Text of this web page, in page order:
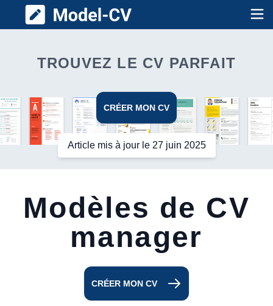
Model CV
TROUVEZ LE CV PARFAIT
CRÉER MON CV
Article mis à jour le 27 juin 2025
Modèles de CV
manager
CRÉER MON CV